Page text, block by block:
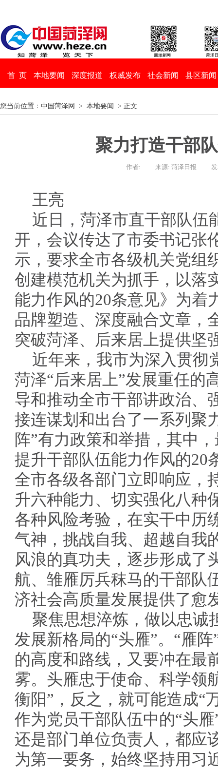
首 页 本地要闻 深度报道 权威发布 社会新闻 县区新闻
您当前位置： 中国菏泽网 > 本地要闻 > 正文
聚力打造干部
作者: 来源: 菏泽日报
王亮
近日，菏泽市直干部队伍
开，会议传达了市委书记张
示，要求全市各级机关党组
创建模范机关为抓手，以落
能力作风的20条意见》为着
品牌塑造、深度融合文章，
突破菏泽、后来居上提供坚
近年来，我市为深入贯彻
菏泽“后来居上”发展重任的
导和推动全市干部讲政治、
接连谋划和出台了一系列聚
阵”有力政策和举措，其中
提升干部队伍能力作风的20
全市各级各部门立即响应，
升六种能力、切实强化八种
各种风险考验，在实干中历
气神，挑战自我、超越自我
风浪的真功夫，逐步形成了
航、雏雁厉兵秣马的干部队
济社会高质量发展提供了愈
聚焦思想淬炼，做以忠诚
发展新格局的“头雁”。“雁
的高度和路线，又要冲在最
雾。头雁忠于使命、科学领
衡阳”，反之，就可能造成“
作为党员干部队伍中的“头
还是部门单位负责人，都应
为第一要务，始终坚持用习